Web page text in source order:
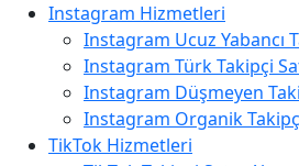
Instagram Hizmetleri
Instagram Ucuz Yabancı
Instagram Türk Takipçi
Instagram Düşmeyen
Instagram Organik
TikTok Hizmetleri